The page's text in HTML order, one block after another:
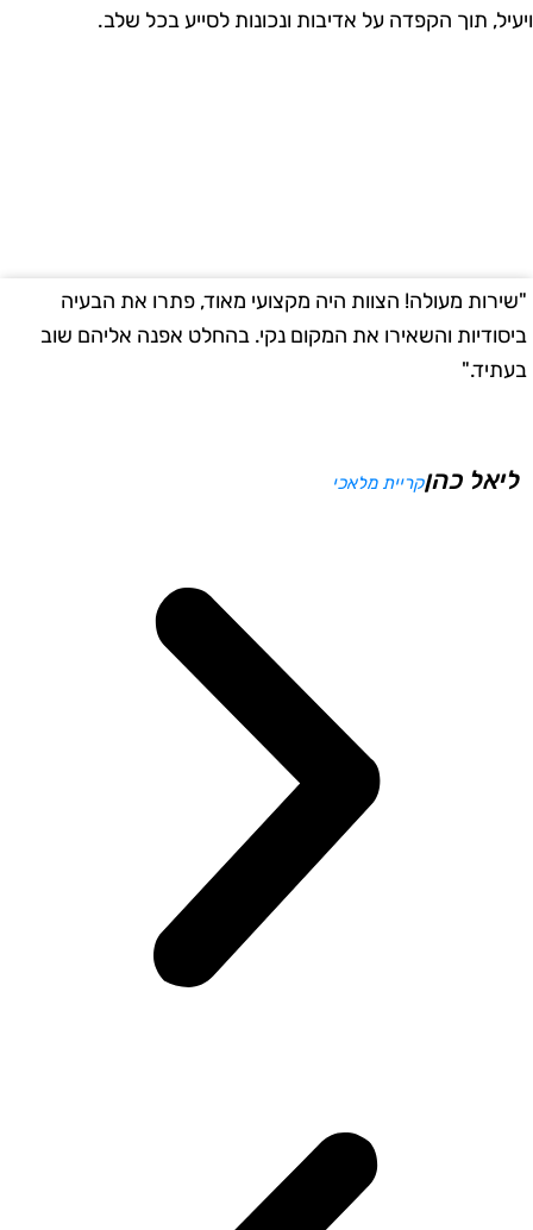
תוך הקפדה על אדיבות ונכונות לסייע בכל שלב.
מעולה! הצוות היה מקצועי מאוד, פתרו את הבעיה
והשאירו את המקום נקי. בהחלט אפנה אליהם שוב
ליאל כהןקריית מלאכי